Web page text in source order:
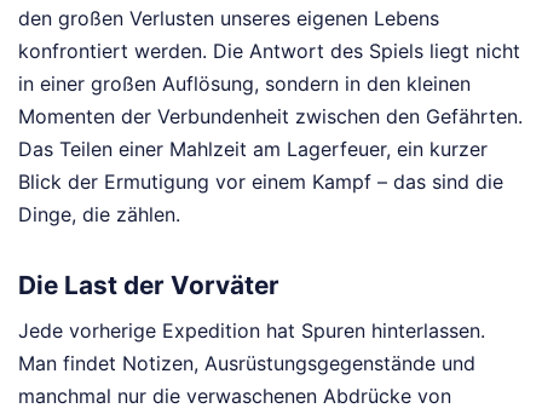
den großen Verlusten unseres eigenen Lebens
konfrontiert werden. Die Antwort des Spiels liegt nicht
in einer großen Auflösung, sondern in den kleinen
Momenten der Verbundenheit zwischen den Gefährten.
Das Teilen einer Mahlzeit am Lagerfeuer, ein kurzer
Blick der Ermutigung vor einem Kampf – das sind die
Dinge, die zählen.
Die Last der Vorväter
Jede vorherige Expedition hat Spuren hinterlassen.
Man findet Notizen, Ausrüstungsgegenstände und
manchmal nur die verwaschenen Abdrücke von